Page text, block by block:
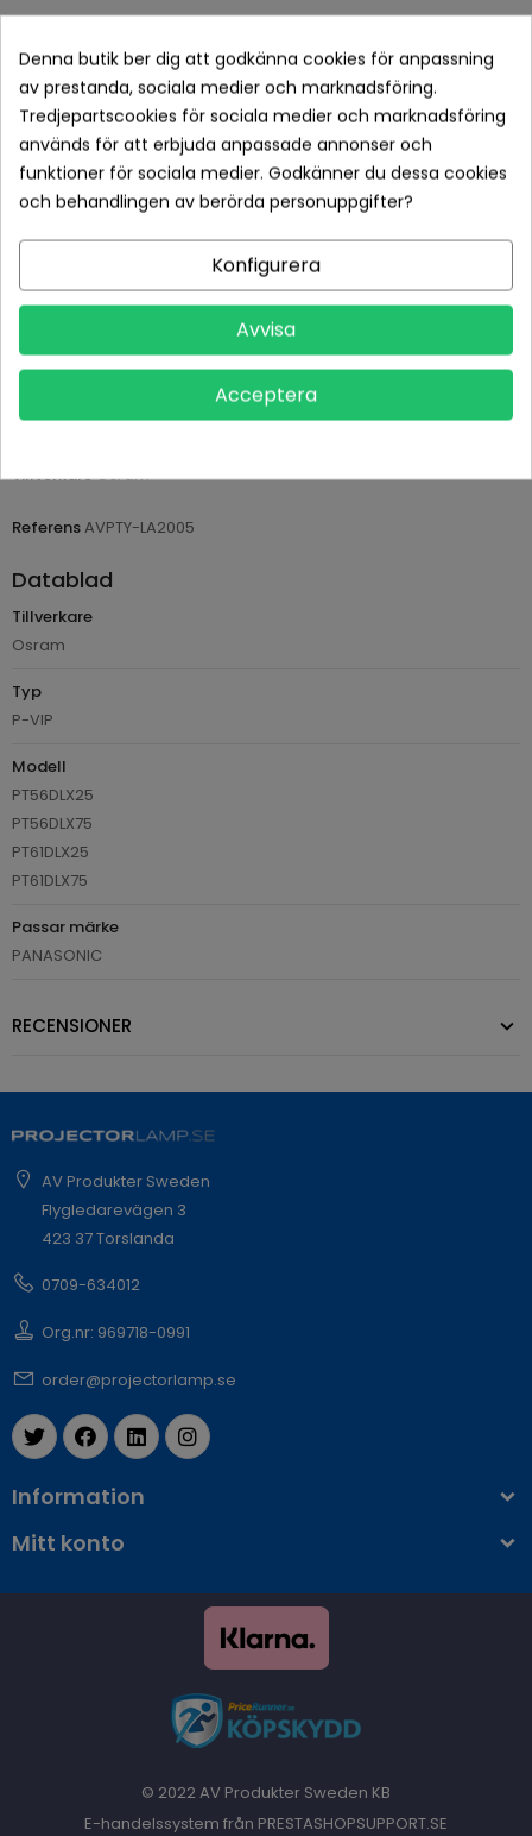
Betala tryggt med Klarna checkout
Leveranstid normalt 1-2 dagar med spårbar frakt
Returvillkor 14 dagars öppet köp (se köpvillkor)
PRODUKTDETALJER
TillverkareOsram
ReferensAVPTY-LA2005
Datablad
Tillverkare
Osram
Typ
P-VIP
Modell
PT56DLX25
PT56DLX75
PT61DLX25
PT61DLX75
Passar märke
PANASONIC
RECENSIONER
AV Produkter Sweden
Flygledarevägen 3
423 37 Torslanda
0709-634012
Org.nr: 969718-0991
order@projectorlamp.se
Information
Mitt konto
© 2022 AV Produkter Sweden KB
E-handelssystem från PRESTASHOPSUPPORT.SE
Denna butik ber dig att godkänna cookies för anpassning
av prestanda, sociala medier och marknadsföring.
Tredjepartscookies för sociala medier och marknadsföring
används för att erbjuda anpassade annonser och
funktioner för sociala medier. Godkänner du dessa cookies
och behandlingen av berörda personuppgifter?
Konfigurera
Avvisa
Acceptera